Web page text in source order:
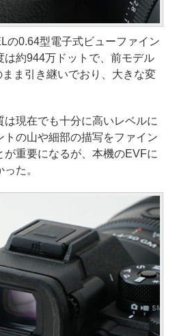
の0.64型電子式ビューファイン
は約944万ドットで、前モデル
まま引き継いでおり、大きな変
は現在でも十分に高いレベルに
トの山や細部の描写をファイン
が重要になるが、本機のEVFに
た。